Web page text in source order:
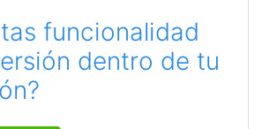
funcionalidad
dentro de tu